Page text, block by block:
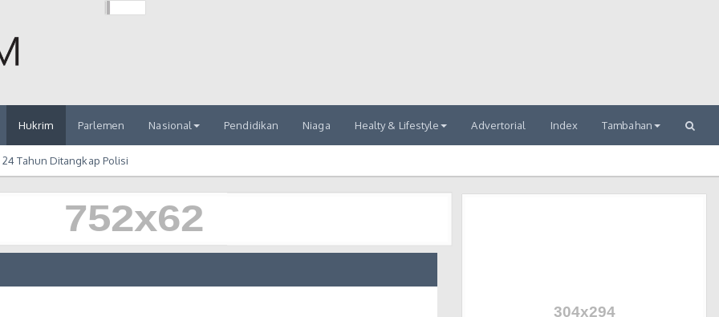
Hukrim Parlemen Nasional Pendidikan Niaga Healty & Lifestyle Advertorial Index Tambahan
Tahun Ditangkap Polisi